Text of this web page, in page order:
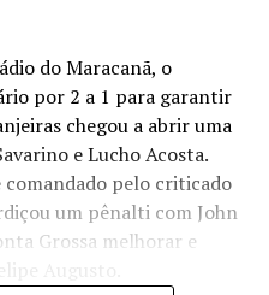
do Maracanã, o
por 2 a 1 para garantir
chegou a abrir uma
e Lucho Acosta.
pelo criticado
um pênalti com John
Grossa melhorar e